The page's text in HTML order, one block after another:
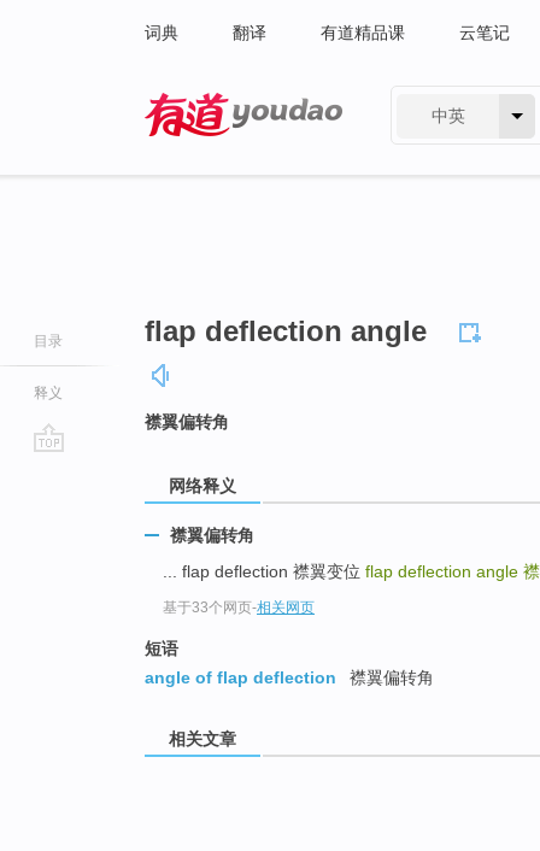
词典 翻译 有道精品课 云笔记
中英
目录
释义
flap deflection angle
襟翼偏转角
网络释义
襟翼偏转角
... flap deflection 襟翼变位 flap deflection angle
基于33个网页-相关网页
短语
angle of flap deflection
襟翼偏转角
相关文章